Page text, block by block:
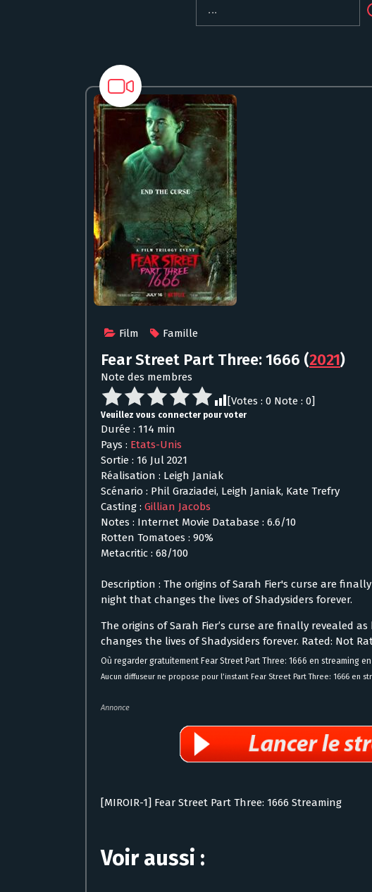
Film Famille
Fear Street Part Three: 1666 (2021)
Note des membres
[Votes : 0 Note : 0]
Veuillez vous connecter pour voter
Durée : 114 min
Pays : Etats-Unis
Sortie : 16 Jul 2021
Réalisation : Leigh Janiak
Scénario : Phil Graziadei, Leigh Janiak, Kate Trefry
Casting : Gillian Jacobs
Notes : Internet Movie Database : 6.6/10
Rotten Tomatoes : 90%
Metacritic : 68/100
Description : The origins of Sarah Fier's curse are
night that changes the lives of Shadysiders forever.
The origins of Sarah Fier’s curse are finally revealed
changes the lives of Shadysiders forever. Rated: Not
Où regarder gratuitement Fear Street Part Three: 1666 en streaming
Aucun diffuseur ne propose pour l’instant Fear Street Part Three: 1666 en
Annonce
[MIROIR-1] Fear Street Part Three: 1666 Streaming
Voir aussi :